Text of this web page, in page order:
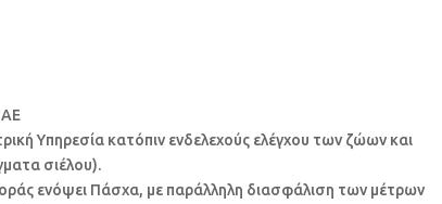
Υπηρεσία κατόπιν ενδελεχούς ελέγχου των ζώων και
σιέλου).
ενόψει Πάσχα, με παράλληλη διασφάλιση των μέτρων